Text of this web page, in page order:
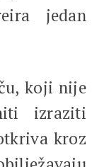
jedan
koji nije
izraziti
kroz